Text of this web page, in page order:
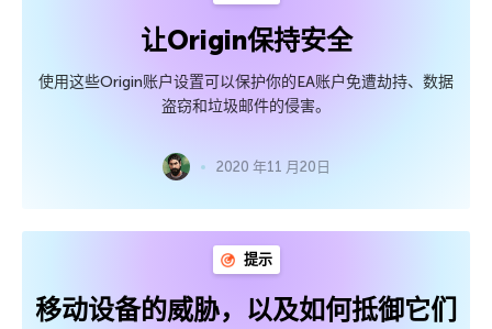
让Origin保持安全
使用这些Origin账户设置可以保护你的EA账户免遭劫持、数据
盗窃和垃圾邮件的侵害。
2020 年11 月20日
提示
移动设备的威胁，以及如何抵御它们